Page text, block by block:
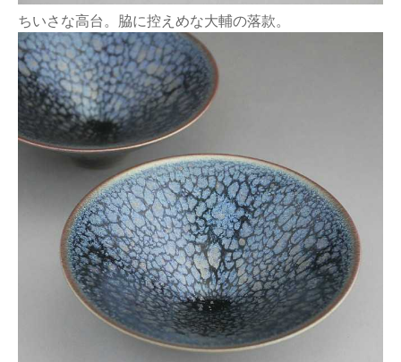
ちいさな高台。脇に控えめな大輔の落款。